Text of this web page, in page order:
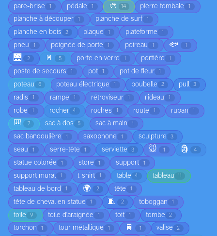
pare-brise 1 pédale 1 🎨 14 pierre tombale 1
planche à découper 1 planche de surf 1
planche en bois 2 plaque 1 plateforme 1
pneu 1 poignée de porte 1 poireau 1 🐟 1
🌉 2 🚪 5 porte en verre 1 portière 1
poste de secours 1 pot 1 pot de fleur 1
poteau 6 poteau électrique 1 poubelle 2 pull 3
radis 1 rampe 1 rétroviseur 1 rideau 1
robe 1 rocher 4 roches 1 route 1 ruban 1
🎒 7 sac à dos 5 sac à main 1
sac bandoulière 1 saxophone 1 sculpture 3
seau 1 serre-tête 1 serviette 3 🐭 1 🗿 4
statue colorée 1 store 1 support 1
support mural 1 t-shirt 1 table 4 tableau 11
tableau de bord 1 🌍 2 tête 1
tête de cheval en statue 1 🧵 2 toboggan 1
toile 9 toile d'araignée 1 toit 1 tombe 2
torchon 1 tour métallique 1 🚆 1 valise 2